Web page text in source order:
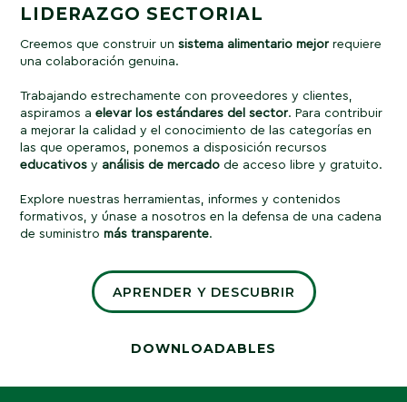
LIDERAZGO SECTORIAL
Creemos que construir unsistema alimentario mejor requiere
una colaboración genuina.
Trabajando estrechamente con proveedores y clientes,
aspiramos aelevar los estándares del sector. Para contribuir
a mejorar la calidad y el conocimiento de las categorías en
las que operamos, ponemos a disposición recursos
educativos y análisis de mercado de acceso libre y gratuito.
Explore nuestras herramientas, informes y contenidos
formativos, y únase a nosotros en la defensa de una cadena
de suministromás transparente.
APRENDER Y DESCUBRIR
DOWNLOADABLES